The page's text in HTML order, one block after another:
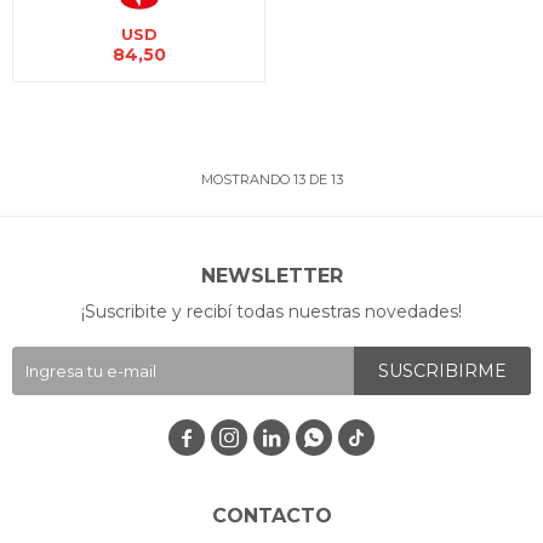
USD
84,50
MOSTRANDO 13DE 13
CONTACTO
NEWSLETTER
¡Suscribite y recibí todas nuestras novedades!
SUSCRIBIRME
   